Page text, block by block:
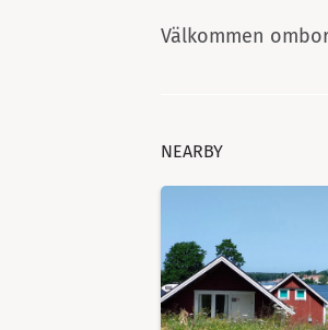
Välkommen
NEARBY